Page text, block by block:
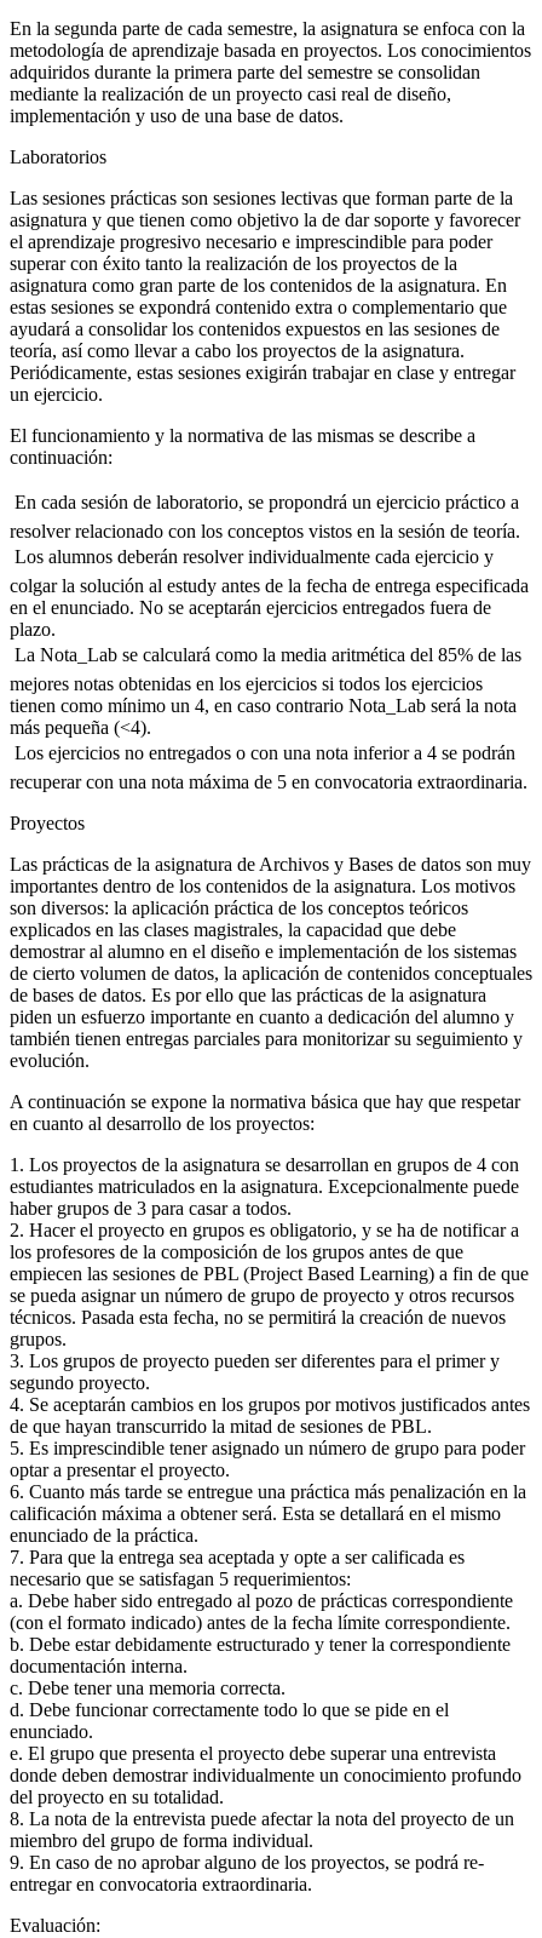
En la segunda parte de cada semestre, la asignatura se enfoca con la
metodología de aprendizaje basada en proyectos. Los conocimientos
adquiridos durante la primera parte del semestre se consolidan
mediante la realización de un proyecto casi real de diseño,
implementación y uso de una base de datos.
Laboratorios
Las sesiones prácticas son sesiones lectivas que forman parte de la
asignatura y que tienen como objetivo la de dar soporte y favorecer
el aprendizaje progresivo necesario e imprescindible para poder
superar con éxito tanto la realización de los proyectos de la
asignatura como gran parte de los contenidos de la asignatura. En
estas sesiones se expondrá contenido extra o complementario que
ayudará a consolidar los contenidos expuestos en las sesiones de
teoría, así como llevar a cabo los proyectos de la asignatura.
Periódicamente, estas sesiones exigirán trabajar en clase y entregar
un ejercicio.
El funcionamiento y la normativa de las mismas se describe a
continuación:
 En cada sesión de laboratorio, se propondrá un ejercicio práctico a
resolver relacionado con los conceptos vistos en la sesión de teoría.
 Los alumnos deberán resolver individualmente cada ejercicio y
colgar la solución al estudy antes de la fecha de entrega especificada
en el enunciado. No se aceptarán ejercicios entregados fuera de
plazo.
 La Nota_Lab se calculará como la media aritmética del 85% de las
mejores notas obtenidas en los ejercicios si todos los ejercicios
tienen como mínimo un 4, en caso contrario Nota_Lab será la nota
más pequeña (<4).
 Los ejercicios no entregados o con una nota inferior a 4 se podrán
recuperar con una nota máxima de 5 en convocatoria extraordinaria.
Proyectos
Las prácticas de la asignatura de Archivos y Bases de datos son muy
importantes dentro de los contenidos de la asignatura. Los motivos
son diversos: la aplicación práctica de los conceptos teóricos
explicados en las clases magistrales, la capacidad que debe
demostrar al alumno en el diseño e implementación de los sistemas
de cierto volumen de datos, la aplicación de contenidos conceptuales
de bases de datos. Es por ello que las prácticas de la asignatura
piden un esfuerzo importante en cuanto a dedicación del alumno y
también tienen entregas parciales para monitorizar su seguimiento y
evolución.
A continuación se expone la normativa básica que hay que respetar
en cuanto al desarrollo de los proyectos:
1. Los proyectos de la asignatura se desarrollan en grupos de 4 con
estudiantes matriculados en la asignatura. Excepcionalmente puede
haber grupos de 3 para casar a todos.
2. Hacer el proyecto en grupos es obligatorio, y se ha de notificar a
los profesores de la composición de los grupos antes de que
empiecen las sesiones de PBL (Project Based Learning) a fin de que
se pueda asignar un número de grupo de proyecto y otros recursos
técnicos. Pasada esta fecha, no se permitirá la creación de nuevos
grupos.
3. Los grupos de proyecto pueden ser diferentes para el primer y
segundo proyecto.
4. Se aceptarán cambios en los grupos por motivos justificados antes
de que hayan transcurrido la mitad de sesiones de PBL.
5. Es imprescindible tener asignado un número de grupo para poder
optar a presentar el proyecto.
6. Cuanto más tarde se entregue una práctica más penalización en la
calificación máxima a obtener será. Esta se detallará en el mismo
enunciado de la práctica.
7. Para que la entrega sea aceptada y opte a ser calificada es
necesario que se satisfagan 5 requerimientos:
a. Debe haber sido entregado al pozo de prácticas correspondiente
(con el formato indicado) antes de la fecha límite correspondiente.
b. Debe estar debidamente estructurado y tener la correspondiente
documentación interna.
c. Debe tener una memoria correcta.
d. Debe funcionar correctamente todo lo que se pide en el
enunciado.
e. El grupo que presenta el proyecto debe superar una entrevista
donde deben demostrar individualmente un conocimiento profundo
del proyecto en su totalidad.
8. La nota de la entrevista puede afectar la nota del proyecto de un
miembro del grupo de forma individual.
9. En caso de no aprobar alguno de los proyectos, se podrá re-
entregar en convocatoria extraordinaria.
Evaluación: